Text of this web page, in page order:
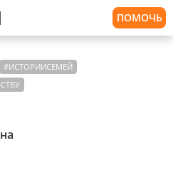
ПОМОЧЬ
#ИСТОРИИСЕМЕЙ